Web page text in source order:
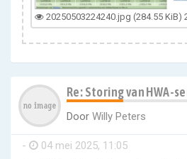
20250503224240.jpg (284.55 KiB)
Re: Storing van HWA-
Door Willy Peters
- 04 mei 2025, 11:05